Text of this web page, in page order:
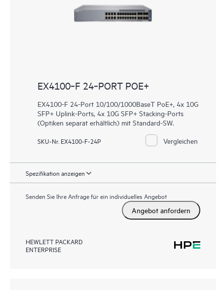
EX4100‑F 24‑PORT POE+
EX4100-F 24-Port 10/100/1000BaseT PoE+, 4x 10G
SFP+ Uplink-Ports, 4x 10G SFP+ Stacking-Ports
(Optiken separat erhältlich) mit Standard-SW.
SKU-Nr. EX4100-F-24P Vergleichen
Spezifikation anzeigen
Senden Sie Ihre Anfrage für ein individuelles Angebot
Angebot anfordern
HEWLETT PACKARD
ENTERPRISE